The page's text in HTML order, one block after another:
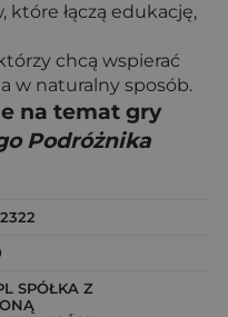
które łączą edukację,
chcą wspierać
w naturalny sposób.
na temat gry
Podróżnika
SPÓŁKA Z